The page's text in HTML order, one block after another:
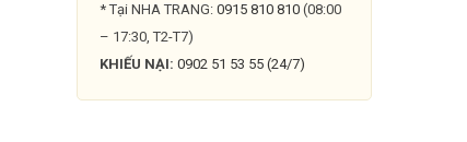
* Tại NHA TRANG: 0915 810 810 (08:00
– 17:30, T2-T7)
KHIẾU NẠI: 0902 51 53 55 (24/7)